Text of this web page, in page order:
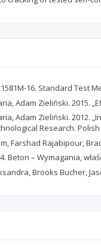
16. Standard
Adam Zieliński. 2015.
Adam Zieliński. 2012.
Research.
Farshad Rajabipour,
Beton – Wymagania,
Brooks Bucher,